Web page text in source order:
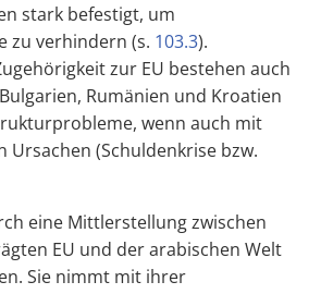
stark befestigt, um
zu verhindern (s. 103.3).
zur EU bestehen auch
Rumänien und Kroatien
wenn auch mit
Ursachen (Schuldenkrise bzw.
eine Mittlerstellung zwischen
EU und der arabischen Welt
Sie nimmt mit ihrer